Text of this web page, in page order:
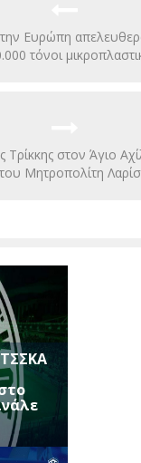
Ευρώπη
τόνοι
στον Άγιο
Μητροπολίτη